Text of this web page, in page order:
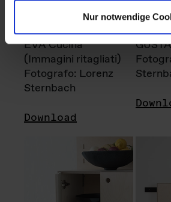
Nur notwendige
EVA Cucina
(Immagini ritagliati)
Fotografo: Lorenz
Sternbach
Download